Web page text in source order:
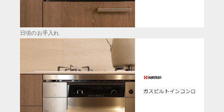
日頃のお手入れ